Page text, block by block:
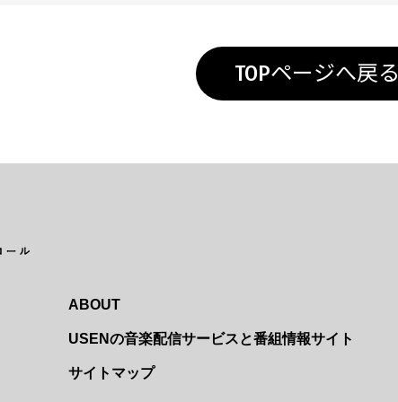
TOPページへ戻る
ABOUT
USENの音楽配信サービスと番組情報サイト
サイトマップ